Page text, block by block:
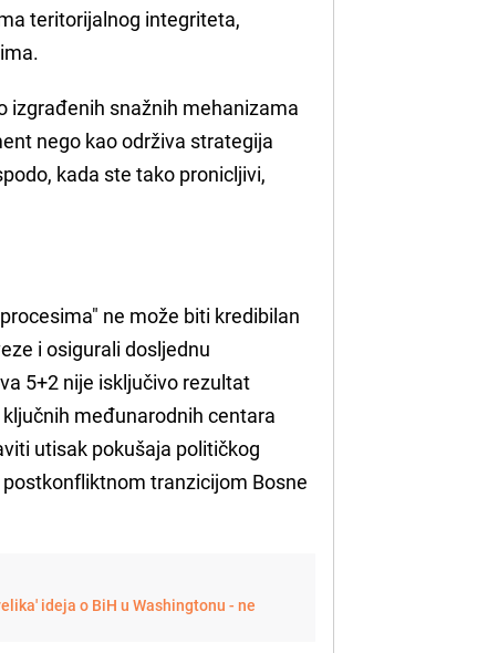
teritorijalnog integriteta,
izgrađenih snažnih mehanizama
nego kao održiva strategija
kada ste tako pronicljivi,
ne može biti kredibilan
i osigurali dosljednu
5+2 nije isključivo rezultat
međunarodnih centara
utisak pokušaja političkog
tranzicijom Bosne
ideja o BiH u Washingtonu - ne